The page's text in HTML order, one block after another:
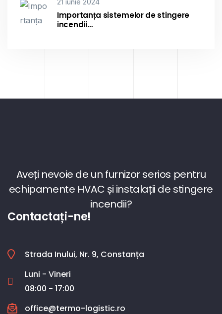
21 iunie 2024
Importanța sistemelor de stingere
incendii…
Aveți nevoie de un furnizor serios pentru
echipamente HVAC și instalații de stingere
incendii?
Contactați-ne!
Strada Inului, Nr. 9, Constanța
Luni - Vineri
08:00 - 17:00
office@termo-logistic.ro